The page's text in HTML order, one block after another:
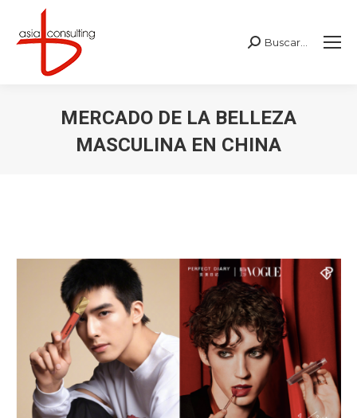
Buscar:
Buscar...
MERCADO DE LA BELLEZA
MASCULINA EN CHINA